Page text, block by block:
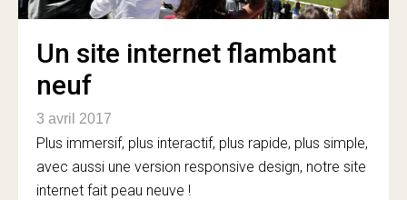
Un site internet flambant
neuf
3 avril 2017
Plus immersif, plus interactif, plus rapide, plus simple,
avec aussi une version responsive design, notre site
internet fait peau neuve !